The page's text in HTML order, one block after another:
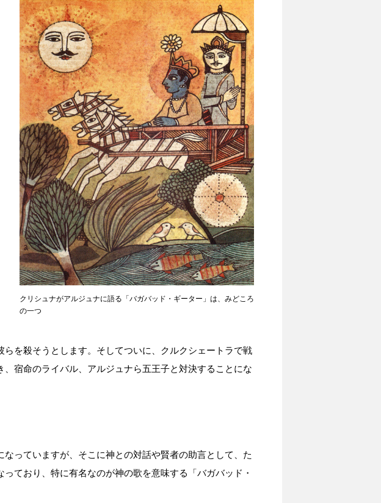
クリシュナがアルジュナに語る「バガバッド・ギーター」は、みどころ
の一つ
を殺そうとします。そしてついに、クルクシェートラで戦
宿命のライバル、アルジュナら五王子と対決することにな
っていますが、そこに神との対話や賢者の助言として、た
ており、特に有名なのが神の歌を意味する「バガバッド・